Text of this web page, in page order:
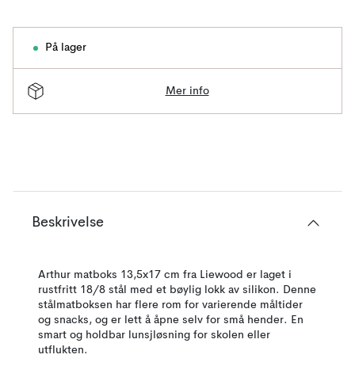
På lager
Mer info
Beskrivelse
Arthur matboks 13,5x17 cm fra Liewood er laget i
rustfritt 18/8 stål med et bøylig lokk av silikon. Denne
stålmatboksen har flere rom for varierende måltider
og snacks, og er lett å åpne selv for små hender. En
smart og holdbar lunsjløsning for skolen eller
utflukten.